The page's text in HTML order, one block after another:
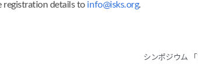
registration details to info@isks.org.
シンポジウム